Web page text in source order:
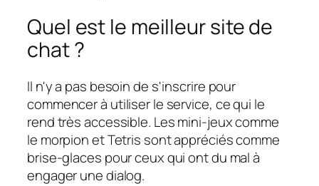
Quel est le meilleur site de
chat ?
Il n'y a pas besoin de s'inscrire pour
commencer à utiliser le service, ce qui le
rend très accessible. Les mini-jeux comme
le morpion et Tetris sont appréciés comme
brise-glaces pour ceux qui ont du mal à
engager une dialog.